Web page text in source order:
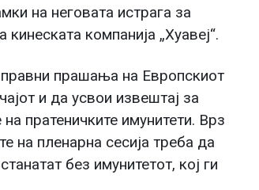
на неговата истрага за
компанија „Хуавеј“.
прашања на Европскиот
и да усвои извештај за
пратеничките имунитети. Врз
на пленарна сесија треба да
без имунитетот, кој ги